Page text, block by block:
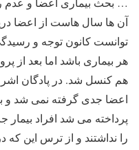
آن ها سال هاست از اعضا
توانست کانون توجه و
هر بیماری باشد اما بعد از
هم کنسل شد. در پادگان
اعضا جدی گرفته نمی شد و
پرداخته می شد افراد بیمار
را نداشتند و از ترس این